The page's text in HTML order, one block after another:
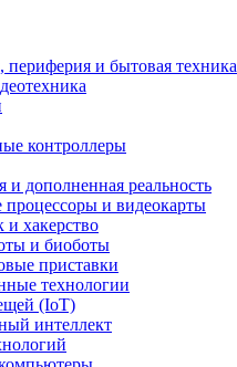
периферия и бытовая техника
контроллеры
и дополненная реальность
процессоры и видеокарты
хакерство
и биоботы
приставки
технологии
(IoT)
интеллект